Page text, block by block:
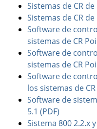
Sistemas de CR de
Sistemas de CR de
Software de
sistemas de CR
Software de
sistemas de CR
Software de
los sistemas de
Software de
5.1 (PDF)
Sistema 800 2.2.x